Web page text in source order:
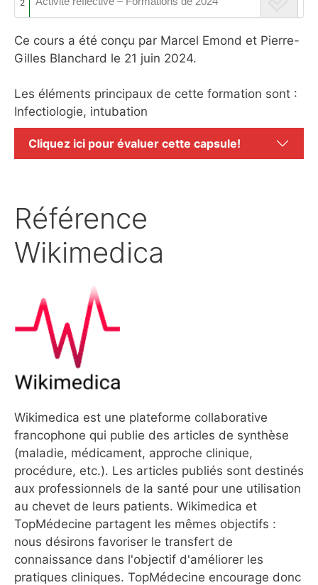
2
Ce cours a été conçu par Marcel Emond et Pierre-
Gilles Blanchard le 21 juin 2024.
Les éléments principaux de cette formation sont :
Infectiologie, intubation
Cliquez ici pour évaluer cette capsule!
Référence
Wikimedica
Wikimedica est une plateforme collaborative
francophone qui publie des articles de synthèse
(maladie, médicament, approche clinique,
procédure, etc.). Les articles publiés sont destinés
aux professionnels de la santé pour une utilisation
au chevet de leurs patients. Wikimedica et
TopMédecine partagent les mêmes objectifs :
nous désirons favoriser le transfert de
connaissance dans l'objectif d'améliorer les
pratiques cliniques. TopMédecine encourage donc